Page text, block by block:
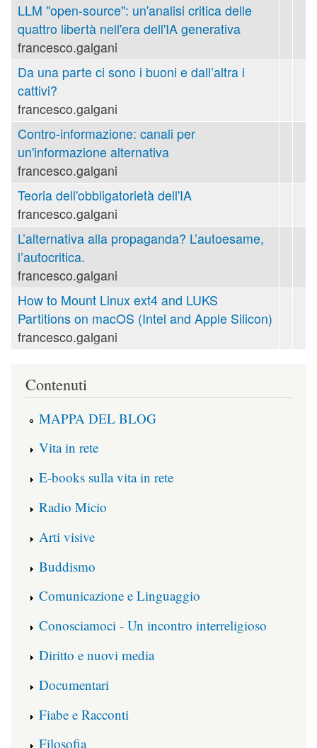
LLM "open-source": un'analisi critica delle
quattro libertà nell'era dell'IA generativa
francesco.galgani
Da una parte ci sono i buoni e dall’altra i
cattivi?
francesco.galgani
Contro-informazione: canali per
un'informazione alternativa
francesco.galgani
Teoria dell'obbligatorietà dell'IA
francesco.galgani
L’alternativa alla propaganda? L’autoesame,
l’autocritica.
francesco.galgani
How to Mount Linux ext4 and LUKS
Partitions on macOS (Intel and Apple Silicon)
francesco.galgani
Contenuti
MAPPA DEL BLOG
Vita in rete
E-books sulla vita in rete
Radio Micio
Arti visive
Buddismo
Comunicazione e Linguaggio
Conosciamoci - Un incontro interreligioso
Diritto e nuovi media
Documentari
Fiabe e Racconti
Filosofia